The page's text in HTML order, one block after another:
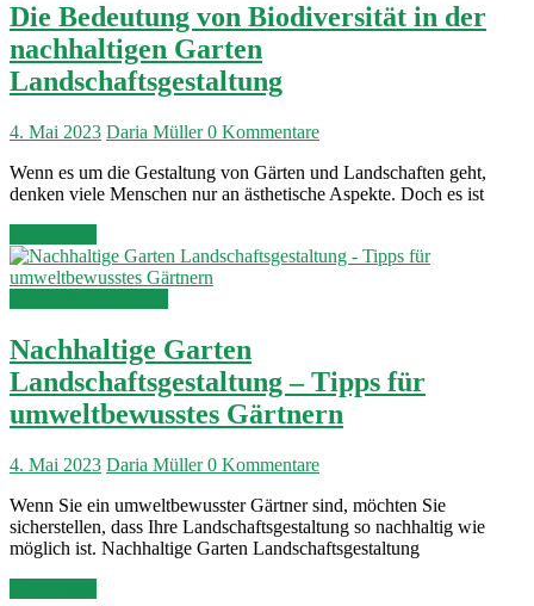
Die Bedeutung von Biodiversität in der
nachhaltigen Garten
Landschaftsgestaltung
4. Mai 2023 Daria Müller0 Kommentare
Wenn es um die Gestaltung von Gärten und Landschaften geht,
denken viele Menschen nur an ästhetische Aspekte. Doch es ist
Nachhaltige Garten
Landschaftsgestaltung – Tipps für
umweltbewusstes Gärtnern
4. Mai 2023 Daria Müller0 Kommentare
Wenn Sie ein umweltbewusster Gärtner sind, möchten Sie
sicherstellen, dass Ihre Landschaftsgestaltung so nachhaltig wie
möglich ist. Nachhaltige Garten Landschaftsgestaltung